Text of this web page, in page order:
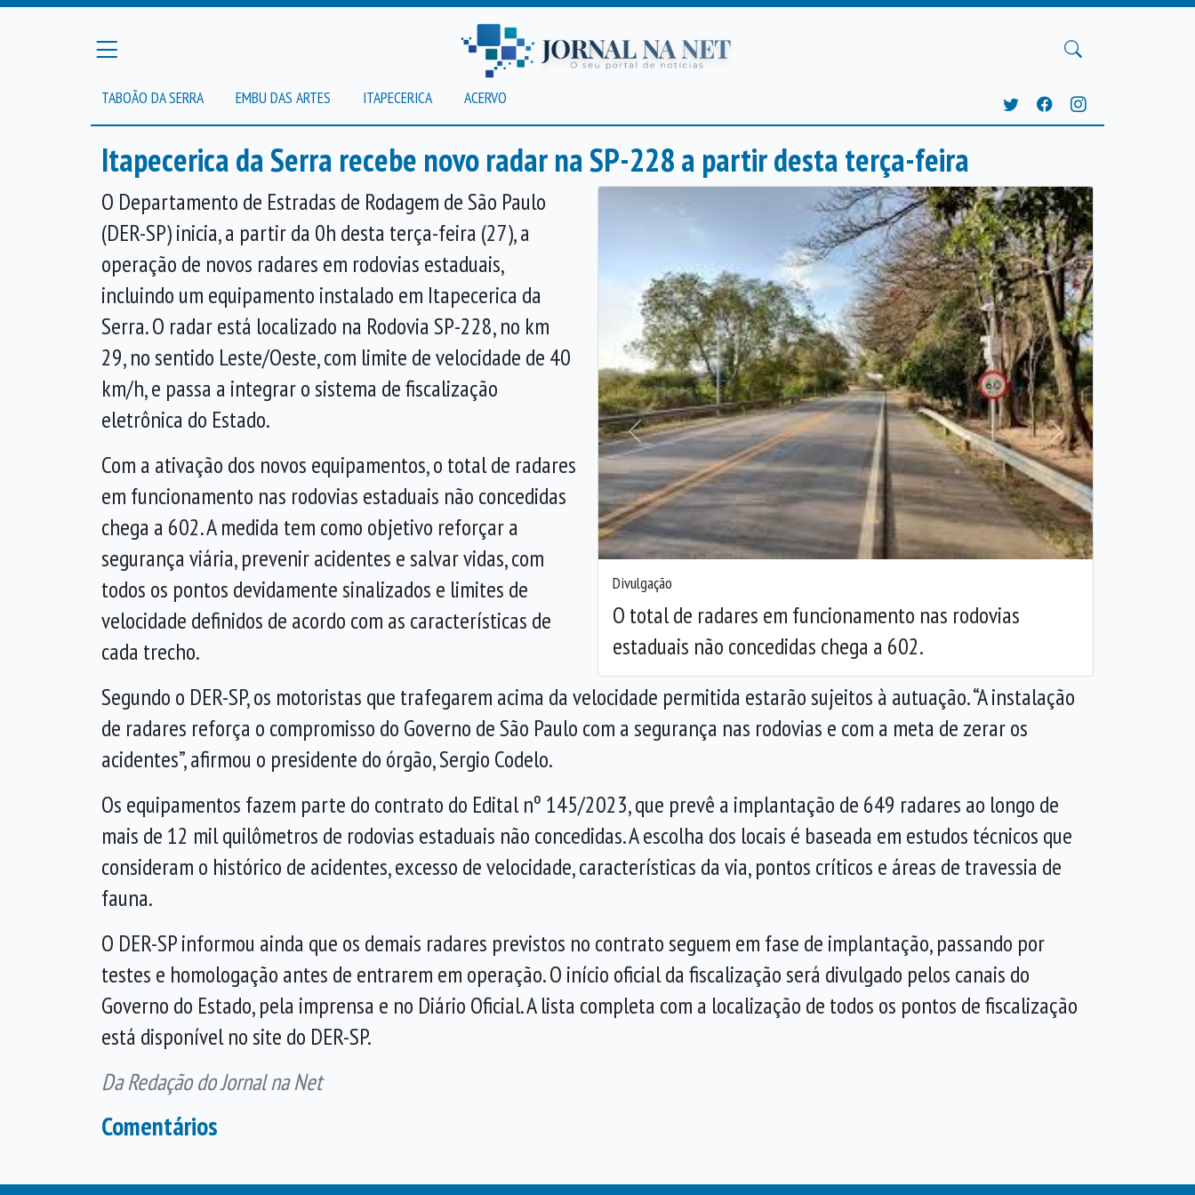
TABOÃO DA SERRA EMBU DAS ARTES ITAPECERICA ACERVO
Itapecerica da Serra recebe novo radar na SP-228 a partir desta terça-feira
Divulgação
O total de radares em funcionamento nas rodovias
estaduais não concedidas chega a 602.
Anterior Próxima
O Departamento de Estradas de Rodagem de São Paulo
(DER-SP) inicia, a partir da 0h desta terça-feira (27), a
operação de novos radares em rodovias estaduais,
incluindo um equipamento instalado em Itapecerica da
Serra. O radar está localizado na Rodovia SP-228, no km
29, no sentido Leste/Oeste, com limite de velocidade de 40
km/h, e passa a integrar o sistema de fiscalização
eletrônica do Estado.
Com a ativação dos novos equipamentos, o total de radares
em funcionamento nas rodovias estaduais não concedidas
chega a 602. A medida tem como objetivo reforçar a
segurança viária, prevenir acidentes e salvar vidas, com
todos os pontos devidamente sinalizados e limites de
velocidade definidos de acordo com as características de
cada trecho.
Segundo o DER-SP, os motoristas que trafegarem acima da velocidade permitida estarão sujeitos à autuação. “A instalação
de radares reforça o compromisso do Governo de São Paulo com a segurança nas rodovias e com a meta de zerar os
acidentes”, afirmou o presidente do órgão, Sergio Codelo.
Os equipamentos fazem parte do contrato do Edital nº 145/2023, que prevê a implantação de 649 radares ao longo de
mais de 12 mil quilômetros de rodovias estaduais não concedidas. A escolha dos locais é baseada em estudos técnicos que
consideram o histórico de acidentes, excesso de velocidade, características da via, pontos críticos e áreas de travessia de
fauna.
O DER-SP informou ainda que os demais radares previstos no contrato seguem em fase de implantação, passando por
testes e homologação antes de entrarem em operação. O início oficial da fiscalização será divulgado pelos canais do
Governo do Estado, pela imprensa e no Diário Oficial. A lista completa com a localização de todos os pontos de fiscalização
está disponível no site do DER-SP.
Da Redação do Jornal na Net
Comentários